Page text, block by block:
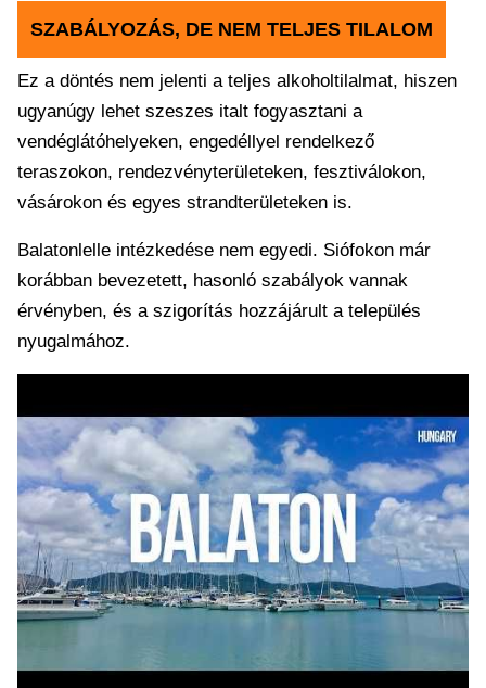
SZABÁLYOZÁS, DE NEM TELJES TILALOM
Ez a döntés nem jelenti a teljes alkoholtilalmat, hiszen
ugyanúgy lehet szeszes italt fogyasztani a
vendéglátóhelyeken, engedéllyel rendelkező
teraszokon, rendezvényterületeken, fesztiválokon,
vásárokon és egyes strandterületeken is.
Balatonlelle intézkedése nem egyedi. Siófokon már
korábban bevezetett, hasonló szabályok vannak
érvényben, és a szigorítás hozzájárult a település
nyugalmához.